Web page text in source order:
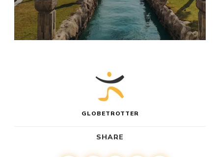
GLOBETROTTER
SHARE